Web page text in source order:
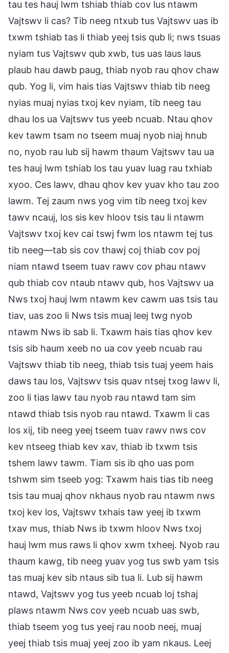
tau tes hauj lwm tshiab thiab cov lus ntawm
Vajtswv li cas? Tib neeg ntxub tus Vajtswv uas ib
txwm tshiab tas li thiab yeej tsis qub li; nws tsuas
nyiam tus Vajtswv qub xwb, tus uas laus laus
plaub hau dawb paug, thiab nyob rau qhov chaw
qub. Yog li, vim hais tias Vajtswv thiab tib neeg
nyias muaj nyias txoj kev nyiam, tib neeg tau
dhau los ua Vajtswv tus yeeb ncuab. Ntau qhov
kev tawm tsam no tseem muaj nyob niaj hnub
no, nyob rau lub sij hawm thaum Vajtswv tau ua
tes hauj lwm tshiab los tau yuav luag rau txhiab
xyoo. Ces lawv, dhau qhov kev yuav kho tau zoo
lawm. Tej zaum nws yog vim tib neeg txoj kev
tawv ncauj, los sis kev hloov tsis tau li ntawm
Vajtswv txoj kev cai tswj fwm los ntawm tej tus
tib neeg—tab sis cov thawj coj thiab cov poj
niam ntawd tseem tuav rawv cov phau ntawv
qub thiab cov ntaub ntawv qub, hos Vajtswv ua
Nws txoj hauj lwm ntawm kev cawm uas tsis tau
tiav, uas zoo li Nws tsis muaj leej twg nyob
ntawm Nws ib sab li. Txawm hais tias qhov kev
tsis sib haum xeeb no ua cov yeeb ncuab rau
Vajtswv thiab tib neeg, thiab tsis tuaj yeem hais
daws tau los, Vajtswv tsis quav ntsej txog lawv li,
zoo li tias lawv tau nyob rau ntawd tam sim
ntawd thiab tsis nyob rau ntawd. Txawm li cas
los xij, tib neeg yeej tseem tuav rawv nws cov
kev ntseeg thiab kev xav, thiab ib txwm tsis
tshem lawv tawm. Tiam sis ib qho uas pom
tshwm sim tseeb yog: Txawm hais tias tib neeg
tsis tau muaj qhov nkhaus nyob rau ntawm nws
txoj kev los, Vajtswv txhais taw yeej ib txwm
txav mus, thiab Nws ib txwm hloov Nws txoj
hauj lwm mus raws li qhov xwm txheej. Nyob rau
thaum kawg, tib neeg yuav yog tus swb yam tsis
tas muaj kev sib ntaus sib tua li. Lub sij hawm
ntawd, Vajtswv yog tus yeeb ncuab loj tshaj
plaws ntawm Nws cov yeeb ncuab uas swb,
thiab tseem yog tus yeej rau noob neej, muaj
yeej thiab tsis muaj yeej zoo ib yam nkaus. Leej